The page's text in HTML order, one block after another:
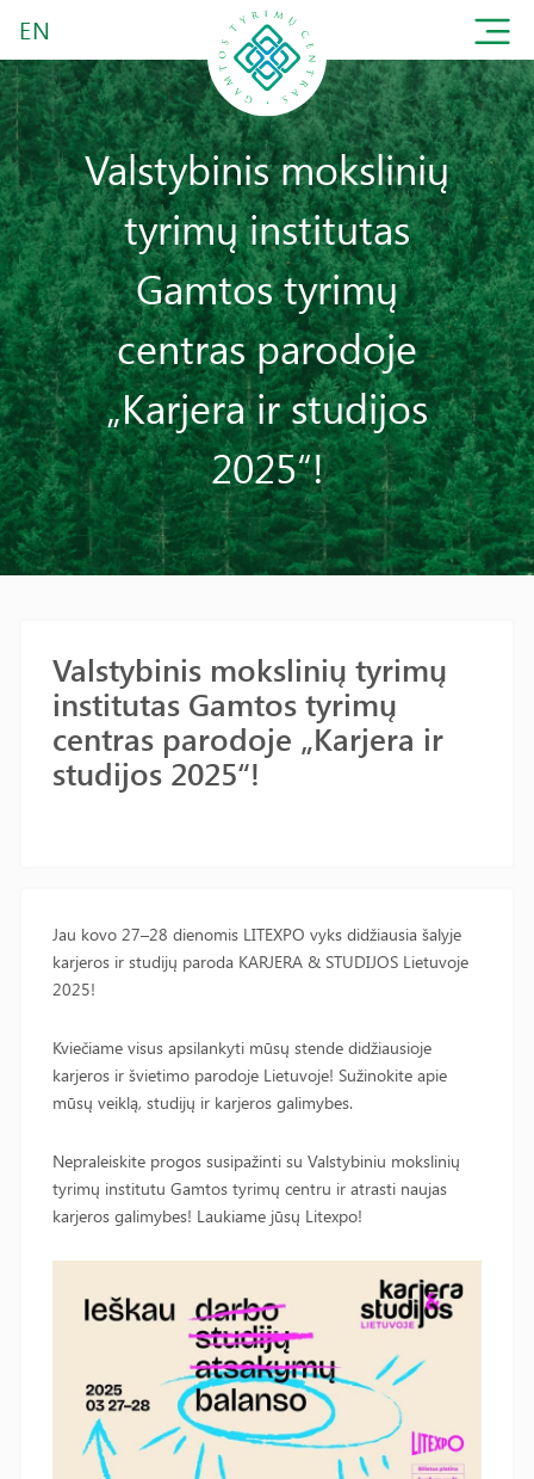
EN
Valstybinis mokslinių
tyrimų institutas
Gamtos tyrimų
centras parodoje
„Karjera ir studijos
2025“!
Valstybinis mokslinių tyrimų
institutas Gamtos tyrimų
centras parodoje „Karjera ir
studijos 2025“!
Jau kovo 27–28 dienomis LITEXPO vyks didžiausia šalyje
karjeros ir studijų paroda KARJERA & STUDIJOS Lietuvoje
2025!
Kviečiame visus apsilankyti mūsų stende didžiausioje
karjeros ir švietimo parodoje Lietuvoje! Sužinokite apie
mūsų veiklą, studijų ir karjeros galimybes.
Nepraleiskite progos susipažinti su Valstybiniu mokslinių
tyrimų institutu Gamtos tyrimų centru ir atrasti naujas
karjeros galimybes! Laukiame jūsų Litexpo!